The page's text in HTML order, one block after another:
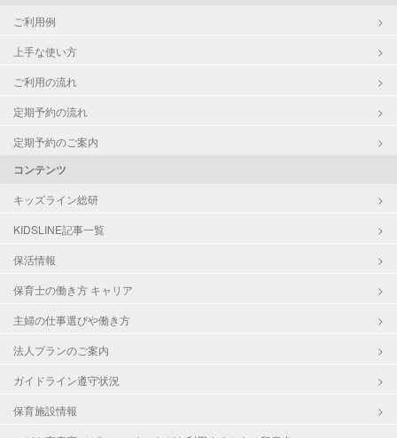
ご利用例
上手な使い方
ご利用の流れ
定期予約の流れ
定期予約のご案内
コンテンツ
キッズライン総研
KIDSLINE記事一覧
保活情報
保育士の働き方 キャリア
主婦の仕事選びや働き方
法人プランのご案内
ガイドライン遵守状況
保育施設情報